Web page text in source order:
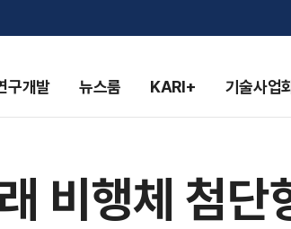
구개발 뉴스룸 KARI+ 기술사업
비행체 첨단